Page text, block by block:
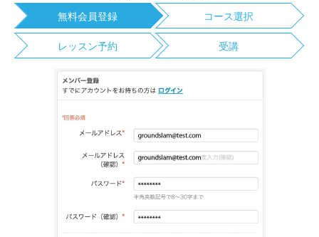
無料会員登録 コース選択
レッスン予約 受講